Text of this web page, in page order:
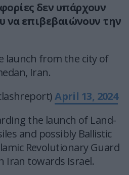
δεν υπάρχουν
να επιβεβαιώνουν την
launch from the city of
Iran.
April 13, 2024
the launch of Land-
and possibly Ballistic
Revolutionary Guard
Iran towards Israel.